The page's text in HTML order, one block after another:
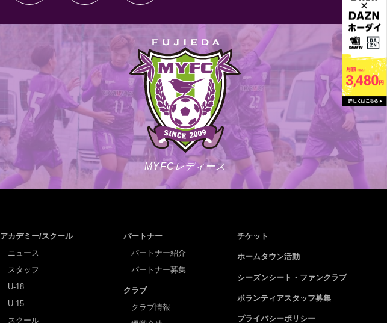
MYFCレディース
アカデミー/スクール
ニュース
スタッフ
U-18
U-15
スクール
パートナー
パートナー紹介
パートナー募集
クラブ
クラブ情報
チケット
ホームタウン活動
シーズンシート・ファンクラブ
ボランティアスタッフ募集
プライバシーポリシー